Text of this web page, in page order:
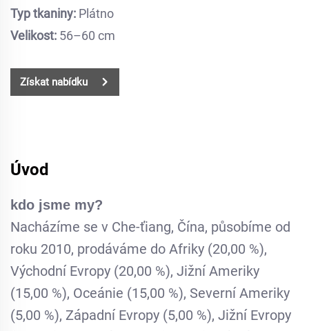
Typ tkaniny: Plátno
Velikost: 56–60 cm
Získat nabídku
Úvod
kdo jsme my?
Nacházíme se v Che-ťiang, Čína, působíme od
roku 2010, prodáváme do Afriky (20,00 %),
Východní Evropy (20,00 %), Jižní Ameriky
(15,00 %), Oceánie (15,00 %), Severní Ameriky
(5,00 %), Západní Evropy (5,00 %), Jižní Evropy